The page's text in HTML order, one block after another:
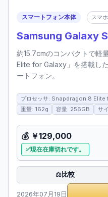
スマートフォン本体 スマ
Samsung Galaxy
約15.7cmのコンパクトで軽
Elite for Galaxy」を搭載し
ートフォン。
プロセッサ: Snapdragon 8 Elite
重量: 162g
容量: 256GB サ
💰 ￥129,000
現在在庫切れです。
⚖️比較
2026年07月19日